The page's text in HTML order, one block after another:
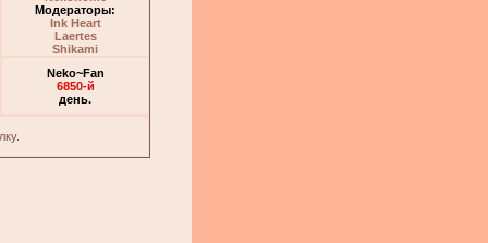
Модераторы:
Ink Heart
Laertes
Shikami
Neko~Fan
6850-й
день.